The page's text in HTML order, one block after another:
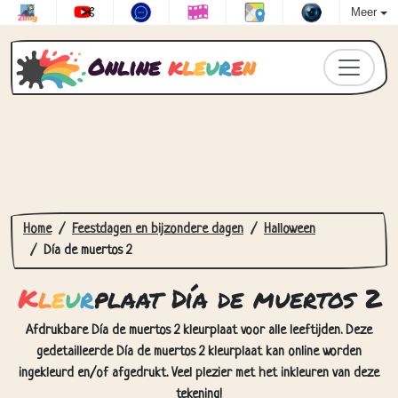
Meer
Online kleuren
Kleurplaat Día de muertos 2
Afdrukbare Día de muertos 2 kleurplaat voor alle leeftijden. Deze
gedetailleerde Día de muertos 2 kleurplaat kan online worden
ingekleurd en/of afgedrukt. Veel plezier met het inkleuren van deze
tekening!